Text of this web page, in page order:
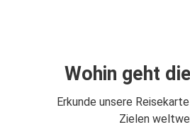
Wohin geht
Erkunde unsere
Zielen